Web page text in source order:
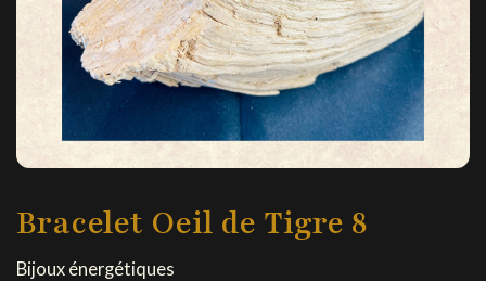
Bracelet Oeil de Tigre 8
Bijoux énergétiques